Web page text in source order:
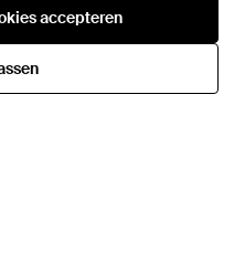
accepteren
accepteren
Versace
Van
SALE